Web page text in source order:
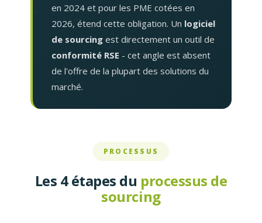
en 2024 et pour les PME cotées en
2026, étend cette obligation. Un logiciel
de sourcing est directement un outil de
conformité RSE - cet angle est absent
de l'offre de la plupart des solutions du
marché.
PROCESSUS
Les 4 étapes du processus de
sourcing